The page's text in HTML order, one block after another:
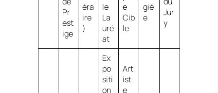
Pr
est
ige
éra
ire
)
le
La
uré
at
e
Cib
le
gié
e
Jur
y
Ex
po
siti
on
Art
ist
e